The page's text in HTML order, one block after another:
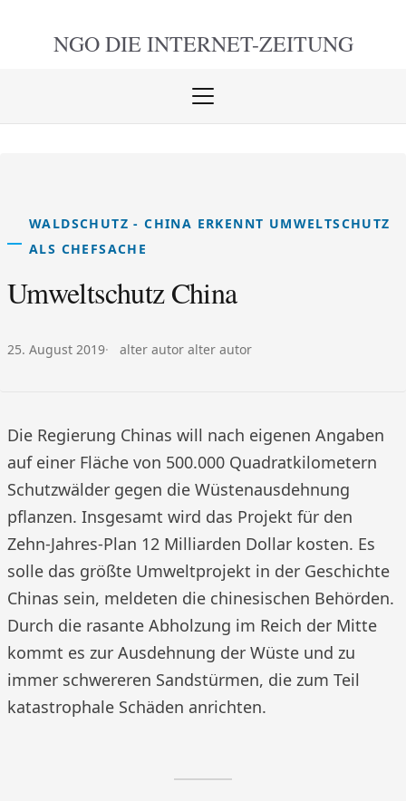
NGO DIE INTERNET-ZEITUNG
Menü
WALDSCHUTZ - CHINA ERKENNT UMWELTSCHUTZ
ALS CHEFSACHE
Umweltschutz China
Veröffentlicht am:
25. August 2019 Autor:
alter autor alter autor
Die Regierung Chinas will nach eigenen Angaben
auf einer Fläche von 500.000 Quadratkilometern
Schutzwälder gegen die Wüstenausdehnung
pflanzen. Insgesamt wird das Projekt für den
Zehn-Jahres-Plan 12 Milliarden Dollar kosten. Es
solle das größte Umweltprojekt in der Geschichte
Chinas sein, meldeten die chinesischen Behörden.
Durch die rasante Abholzung im Reich der Mitte
kommt es zur Ausdehnung der Wüste und zu
immer schwereren Sandstürmen, die zum Teil
katastrophale Schäden anrichten.